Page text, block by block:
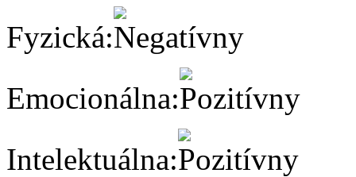
Fyzická:
Emocionálna:
Intelektuálna: